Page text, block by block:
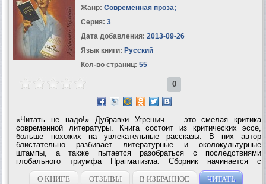
Жанр: Современная проза;
Серия: 3
Дата добавления: 2013-09-26
Язык книги: Русский
Кол-во страниц: 55
0
«Читать не надо!» Дубравки Угрешич — это смелая критика
современной литературы. Книга состоит из критических эссе,
больше похожих на увлекательные рассказы. В них автор
блистательно разбивает литературные и околокультурные
штампы, а также пытается разобраться с последствиями
глобального триумфа Прагматизма. Сборник начинается с
остроумной критики книгоиздательского дела, от которой Угрешич
переходит к гораздо более серьезным...
О КНИГЕ ОТЗЫВЫ В ИЗБРАННОЕ ЧИТАТЬ